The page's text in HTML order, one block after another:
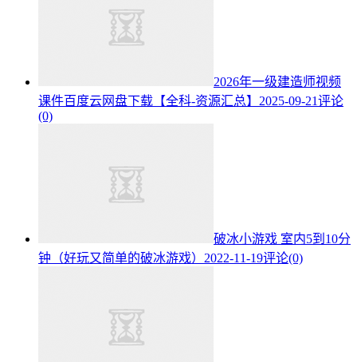
2026年一级建造师视频
课件百度云网盘下载【全科-资源汇总】 2025-09-21评论
(0)
破冰小游戏 室内5到10分
钟（好玩又简单的破冰游戏） 2022-11-19评论(0)